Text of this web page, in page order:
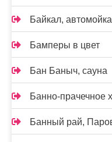
Байкал, автомойка
Бамперы в цвет
Бан Баныч, сауна
Банно-прачечное
Банный рай,